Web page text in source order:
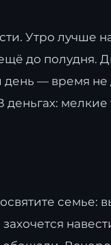
Утро лучше
до полудня.
день — время
мелкие
семье: